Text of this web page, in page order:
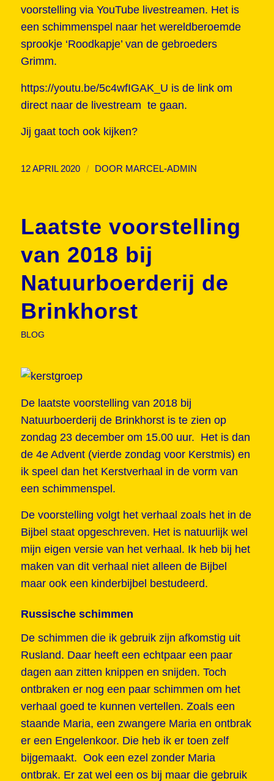
voorstelling via YouTube livestreamen. Het is
een schimmenspel naar het wereldberoemde
sprookje ‘Roodkapje’ van de gebroeders
Grimm.
https://youtu.be/5c4wfIGAK_U is de link om
direct naar de livestream te gaan.
Jij gaat toch ook kijken?
12 APRIL 2020 / DOOR MARCEL-ADMIN
Laatste voorstelling
van 2018 bij
Natuurboerderij de
Brinkhorst
BLOG
De laatste voorstelling van 2018 bij
Natuurboerderij de Brinkhorst is te zien op
zondag 23 december om 15.00 uur. Het is dan
de 4e Advent (vierde zondag voor Kerstmis) en
ik speel dan het Kerstverhaal in de vorm van
een schimmenspel.
De voorstelling volgt het verhaal zoals het in de
Bijbel staat opgeschreven. Het is natuurlijk wel
mijn eigen versie van het verhaal. Ik heb bij het
maken van dit verhaal niet alleen de Bijbel
maar ook een kinderbijbel bestudeerd.
Russische schimmen
De schimmen die ik gebruik zijn afkomstig uit
Rusland. Daar heeft een echtpaar een paar
dagen aan zitten knippen en snijden. Toch
ontbraken er nog een paar schimmen om het
verhaal goed te kunnen vertellen. Zoals een
staande Maria, een zwangere Maria en ontbrak
er een Engelenkoor. Die heb ik er toen zelf
bijgemaakt. Ook een ezel zonder Maria
ontbrak. Er zat wel een os bij maar die gebruik